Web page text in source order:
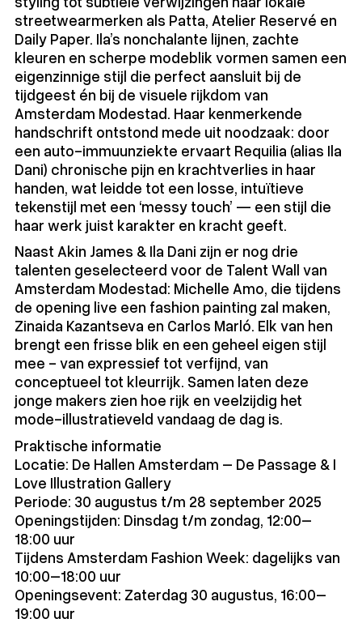
streetwearmerken als Patta, Atelier Reservé en
Daily Paper. Ila’s nonchalante lijnen, zachte
kleuren en scherpe modeblik vormen samen een
eigenzinnige stijl die perfect aansluit bij de
tijdgeest én bij de visuele rijkdom van
Amsterdam Modestad. Haar kenmerkende
handschrift ontstond mede uit noodzaak: door
een auto-immuunziekte ervaart Requilia (alias Ila
Dani) chronische pijn en krachtverlies in haar
handen, wat leidde tot een losse, intuïtieve
tekenstijl met een ‘messy touch’ — een stijl die
haar werk juist karakter en kracht geeft.
Naast Akin James & Ila Dani zijn er nog drie
talenten geselecteerd voor de Talent Wall van
Amsterdam Modestad: Michelle Amo, die tijdens
de opening live een fashion painting zal maken,
Zinaida Kazantseva en Carlos Marló. Elk van hen
brengt een frisse blik en een geheel eigen stijl
mee - van expressief tot verfijnd, van
conceptueel tot kleurrijk. Samen laten deze
jonge makers zien hoe rijk en veelzijdig het
mode-illustratieveld vandaag de dag is.
Praktische informatie
Locatie: De Hallen Amsterdam – De Passage & I
Love Illustration Gallery
Periode: 30 augustus t/m 28 september 2025
Openingstijden: Dinsdag t/m zondag, 12:00–
18:00 uur
Tijdens Amsterdam Fashion Week: dagelijks van
10:00–18:00 uur
Openingsevent: Zaterdag 30 augustus, 16:00–
19:00 uur